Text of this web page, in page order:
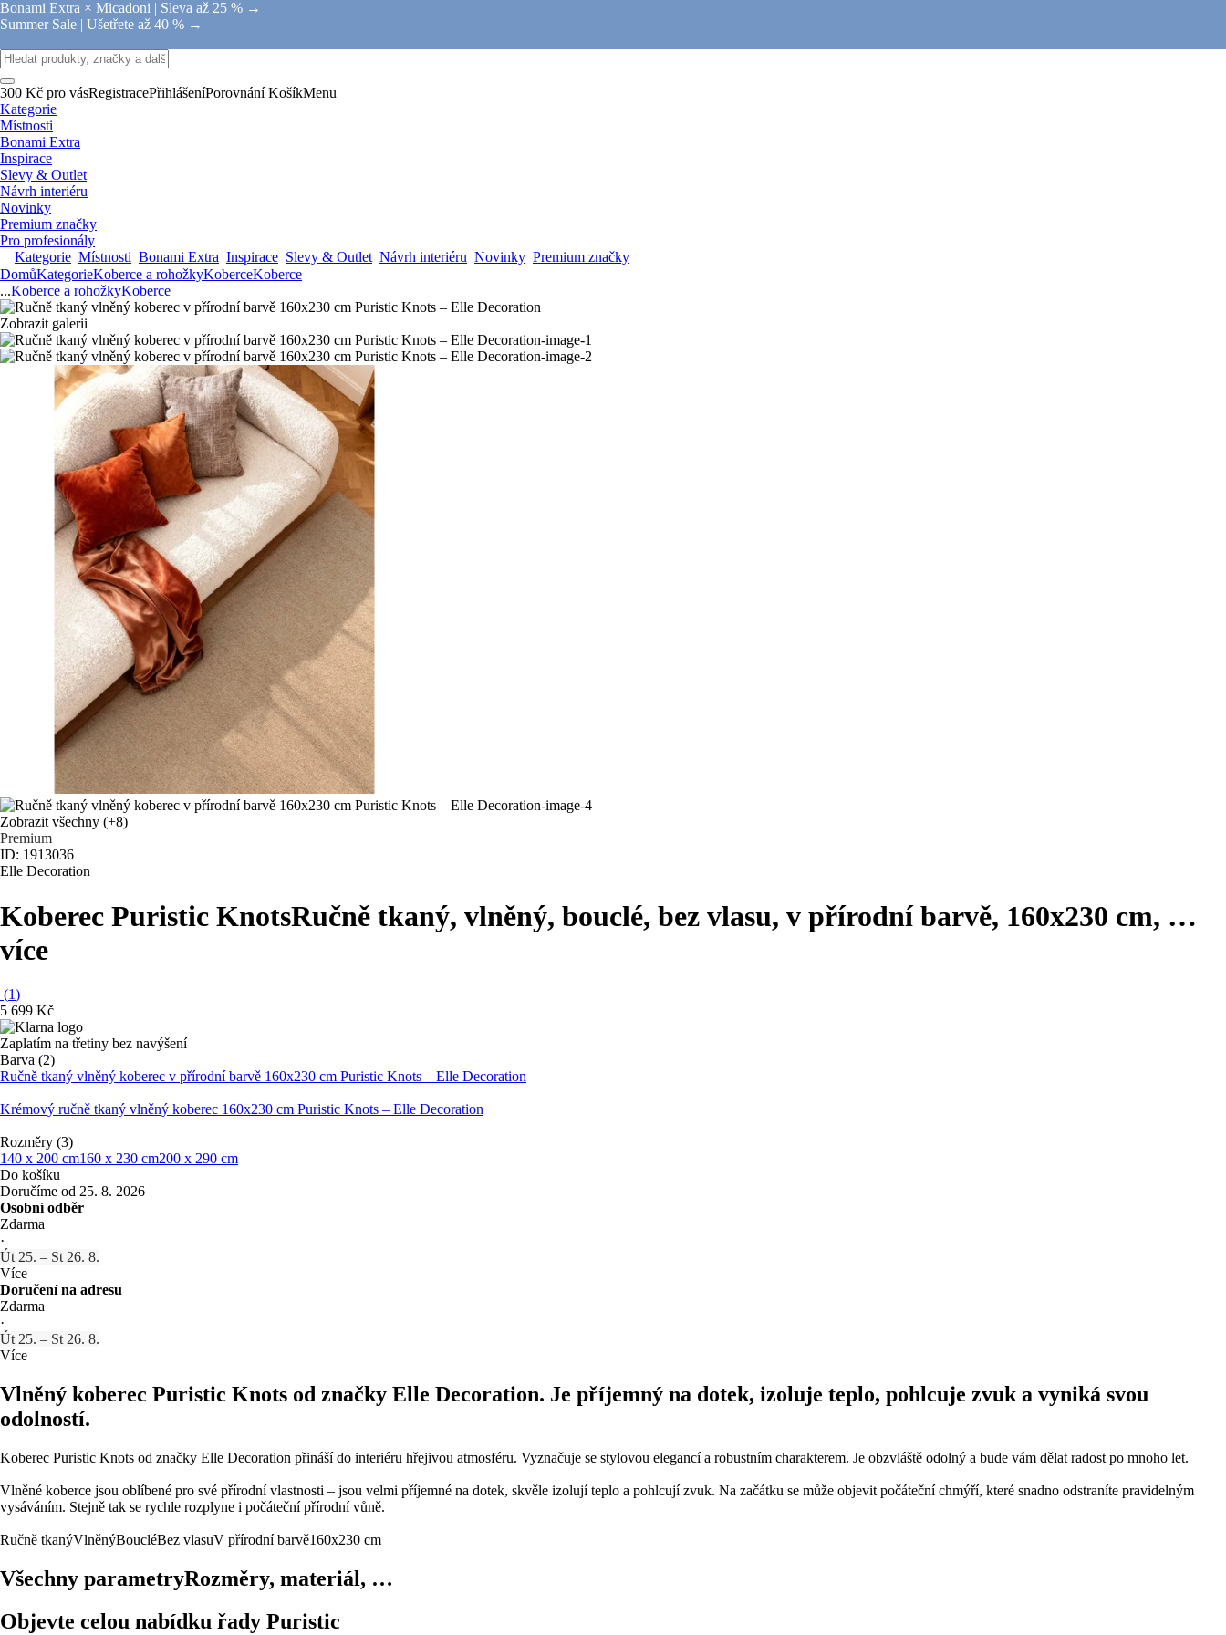
Bonami Extra × Micadoni | Sleva až 25 % →
Summer Sale | Ušetřete až 40 % →
300 Kč pro vásRegistracePřihlášeníPorovnání KošíkMenu
Kategorie
Místnosti
Bonami Extra
Inspirace
Slevy & Outlet
Návrh interiéru
Novinky
Premium značky
Pro profesionály
Kategorie Místnosti Bonami Extra Inspirace Slevy & Outlet Návrh interiéru Novinky Premium značky
DomůKategorieKoberce a rohožkyKoberceKoberce
...Koberce a rohožkyKoberce
Zobrazit galerii
Zobrazit všechny (+8)
Premium
ID: 1913036
Elle Decoration
Koberec Puristic KnotsRučně tkaný, vlněný, bouclé, bez vlasu, v přírodní barvě, 160x230 cm, …
více
(1)
5 699 Kč
Zaplatím na třetiny bez navýšení
Barva (2)
Ručně tkaný vlněný koberec v přírodní barvě 160x230 cm Puristic Knots – Elle Decoration
Krémový ručně tkaný vlněný koberec 160x230 cm Puristic Knots – Elle Decoration
Rozměry (3)
140 x 200 cm160 x 230 cm200 x 290 cm
Do košíku
Doručíme od 25. 8. 2026
Osobní odběr
Zdarma
·
Út 25. – St 26. 8.
Více
Doručení na adresu
Zdarma
·
Út 25. – St 26. 8.
Více
Vlněný koberec Puristic Knots od značky Elle Decoration. Je příjemný na dotek, izoluje teplo, pohlcuje zvuk a vyniká svou
odolností.
Koberec Puristic Knots od značky Elle Decoration přináší do interiéru hřejivou atmosféru. Vyznačuje se stylovou elegancí a robustním charakterem. Je obzvláště odolný a bude vám dělat radost po mnoho let.
Vlněné koberce jsou oblíbené pro své přírodní vlastnosti – jsou velmi příjemné na dotek, skvěle izolují teplo a pohlcují zvuk. Na začátku se může objevit počáteční chmýří, které snadno odstraníte pravidelným
vysáváním. Stejně tak se rychle rozplyne i počáteční přírodní vůně.
Ručně tkanýVlněnýBoucléBez vlasuV přírodní barvě160x230 cm
Všechny parametryRozměry, materiál, …
Objevte celou nabídku řady Puristic